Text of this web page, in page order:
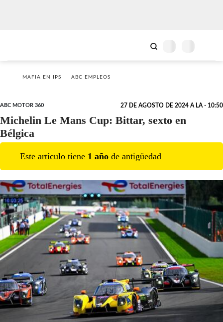
MAFIA EN IPS ABC EMPLEOS
ABC MOTOR 360 27 DE AGOSTO DE 2024 A LA - 10:50
Michelin Le Mans Cup: Bittar, sexto en
Bélgica
Este artículo tiene 1 año de antigüedad